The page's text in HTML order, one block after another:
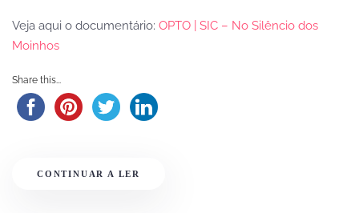
Veja aqui o documentário: OPTO | SIC – No Silêncio dos
Moinhos
Share this...
CONTINUAR A LER